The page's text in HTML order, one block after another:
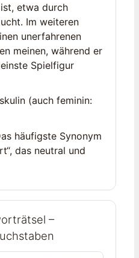
etwa durch
Im weiteren
unerfahrenen
meinen, während er
Spielfigur
(auch feminin:
häufigste Synonym
das neutral und
–